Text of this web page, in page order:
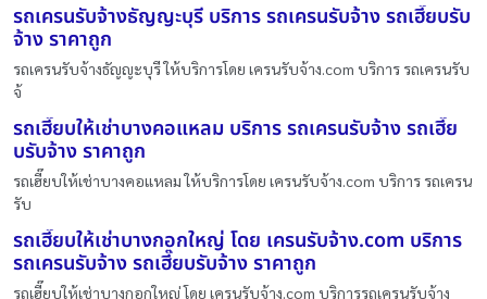
รถเครนรับจ้างธัญญะบุรี บริการ รถเครนรับจ้าง รถเฮี๊ยบรับ
จ้าง ราคาถูก
รถเครนรับจ้างธัญญะบุรี ให้บริการโดย เครนรับจ้าง.com บริการ รถเครนรับ
จ้
รถเฮี๊ยบให้เช่าบางคอแหลม บริการ รถเครนรับจ้าง รถเฮี๊ย
บรับจ้าง ราคาถูก
รถเฮี๊ยบให้เช่าบางคอแหลม ให้บริการโดย เครนรับจ้าง.com บริการ รถเครน
รับ
รถเฮี๊ยบให้เช่าบางกอกใหญ่ โดย เครนรับจ้าง.com บริการ
รถเครนรับจ้าง รถเฮี๊ยบรับจ้าง ราคาถูก
รถเฮี๊ยบให้เช่าบางกอกใหญ่ โดย เครนรับจ้าง.com บริการรถเครนรับจ้าง